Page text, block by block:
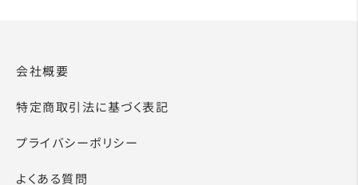
会社概要
特定商取引法に基づく表記
プライバシーポリシー
よくある質問